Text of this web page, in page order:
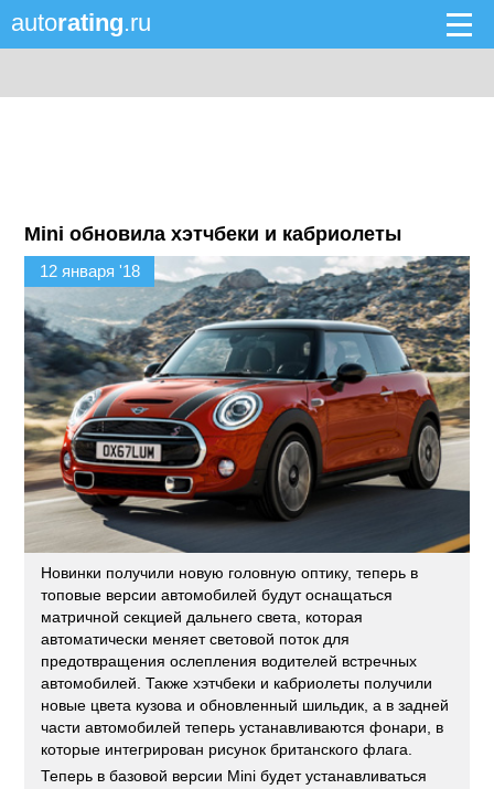
autorating.ru
Mini обновила хэтчбеки и кабриолеты
12 января '18
Новинки получили новую головную оптику, теперь в
топовые версии автомобилей будут оснащаться
матричной секцией дальнего света, которая
автоматически меняет световой поток для
предотвращения ослепления водителей встречных
автомобилей. Также хэтчбеки и кабриолеты получили
новые цвета кузова и обновленный шильдик, а в задней
части автомобилей теперь устанавливаются фонари, в
которые интегрирован рисунок британского флага.
Теперь в базовой версии Mini будет устанавливаться